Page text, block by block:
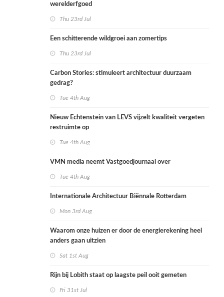
werelderfgoed
Thu 23rd Jul
Een schitterende wildgroei aan zomertips
Thu 23rd Jul
Carbon Stories: stimuleert architectuur duurzaam
gedrag?
Tue 4th Aug
Nieuw Echtenstein van LEVS vijzelt kwaliteit vergeten
restruimte op
Tue 4th Aug
VMN media neemt Vastgoedjournaal over
Tue 4th Aug
Internationale Architectuur Biënnale Rotterdam
Mon 3rd Aug
Waarom onze huizen er door de energierekening heel
anders gaan uitzien
Sat 1st Aug
Rijn bij Lobith staat op laagste peil ooit gemeten
Fri 31st Jul